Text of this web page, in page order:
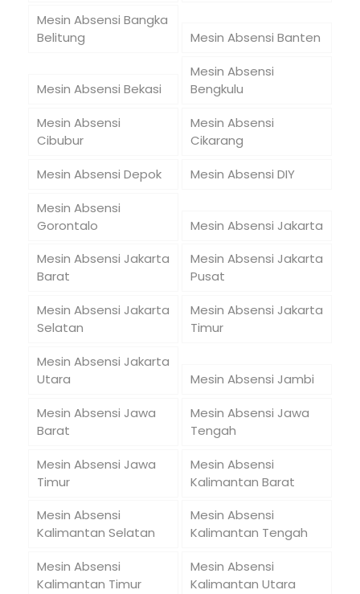
Mesin Absensi Bangka
Belitung
Mesin Absensi Banten
Mesin Absensi Bekasi
Mesin Absensi
Bengkulu
Mesin Absensi
Cibubur
Mesin Absensi
Cikarang
Mesin Absensi Depok
Mesin Absensi DIY
Mesin Absensi
Gorontalo
Mesin Absensi Jakarta
Mesin Absensi Jakarta
Barat
Mesin Absensi Jakarta
Pusat
Mesin Absensi Jakarta
Selatan
Mesin Absensi Jakarta
Timur
Mesin Absensi Jakarta
Utara
Mesin Absensi Jambi
Mesin Absensi Jawa
Barat
Mesin Absensi Jawa
Tengah
Mesin Absensi Jawa
Timur
Mesin Absensi
Kalimantan Barat
Mesin Absensi
Kalimantan Selatan
Mesin Absensi
Kalimantan Tengah
Mesin Absensi
Kalimantan Timur
Mesin Absensi
Kalimantan Utara